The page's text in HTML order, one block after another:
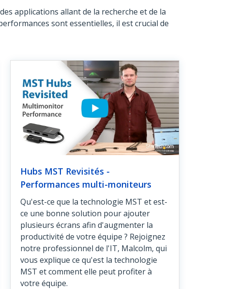
applications allant de la recherche et de la
sont essentielles, il est crucial de
Hubs MST Revisités -
Performances multi-moniteurs
Qu'est-ce que la technologie MST et est-
ce une bonne solution pour ajouter
plusieurs écrans afin d'augmenter la
productivité de votre équipe ? Rejoignez
notre professionnel de l'IT, Malcolm, qui
vous explique ce qu'est la technologie
MST et comment elle peut profiter à
votre équipe.